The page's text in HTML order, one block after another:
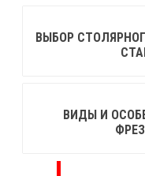
ВЫБОР
ВИДЫ И